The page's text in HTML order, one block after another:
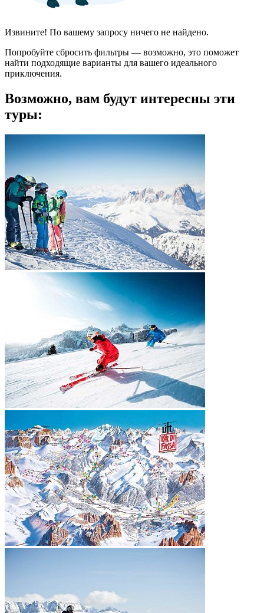
Извините! По вашему запросу ничего не найдено.
Попробуйте сбросить фильтры — возможно, это поможет
найти подходящие варианты для вашего идеального
приключения.
Возможно, вам будут интересны эти
туры: